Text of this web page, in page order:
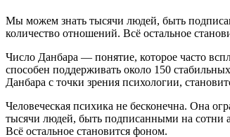
Мы можем знать тысячи людей, быть
количество отношений. Всё остальное
Число Данбара — понятие, которое часто
способен поддерживать около 150
Данбара с точки зрения психологии,
Человеческая психика не бесконечна. Она
тысячи людей, быть подписанными на сотни
Всё остальное становится фоном.